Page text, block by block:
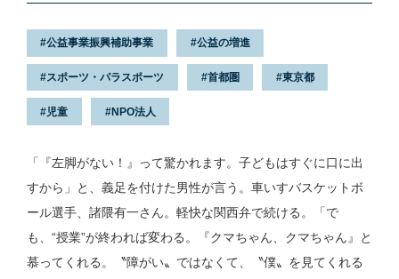
公益事業振興補助事業 公益の増進
スポーツ・パラスポーツ 首都圏 東京都
児童 NPO法人
「『左脚がない！』って驚かれます。子どもはすぐに口に出
すから」と、義足を付けた男性が言う。車いすバスケットボ
ール選手、諸隈有一さん。軽快な関西弁で続ける。「で
も、“授業”が終われば変わる。『クマちゃん、クマちゃん』と
慕ってくれる。〝障がい〟ではなくて、〝僕〟を見てくれる